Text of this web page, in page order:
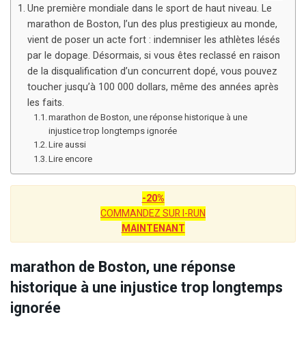
Une première mondiale dans le sport de haut niveau. Le
marathon de Boston, l’un des plus prestigieux au monde,
vient de poser un acte fort : indemniser les athlètes lésés
par le dopage. Désormais, si vous êtes reclassé en raison
de la disqualification d’un concurrent dopé, vous pouvez
toucher jusqu’à 100 000 dollars, même des années après
les faits.
marathon de Boston, une réponse historique à une
injustice trop longtemps ignorée
Lire aussi
Lire encore
-20%
COMMANDEZ SUR I-RUN
MAINTENANT
marathon de Boston, une réponse
historique à une injustice trop longtemps
ignorée